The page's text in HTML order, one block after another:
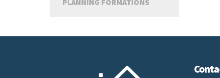
PLANNING FORMATIONS